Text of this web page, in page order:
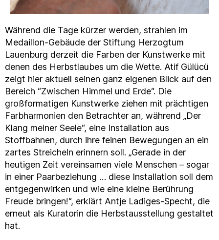
Während die Tage kürzer werden, strahlen im
Medaillon-Gebäude der Stiftung Herzogtum
Lauenburg derzeit die Farben der Kunstwerke mit
denen des Herbstlaubes um die Wette. Atif Gülücü
zeigt hier aktuell seinen ganz eigenen Blick auf den
Bereich “Zwischen Himmel und Erde“. Die
großformatigen Kunstwerke ziehen mit prächtigen
Farbharmonien den Betrachter an, während „Der
Klang meiner Seele“, eine Installation aus
Stoffbahnen, durch ihre feinen Bewegungen an ein
zartes Streicheln erinnern soll. „Gerade in der
heutigen Zeit vereinsamen viele Menschen – sogar
in einer Paarbeziehung … diese Installation soll dem
entgegenwirken und wie eine kleine Berührung
Freude bringen!“, erklärt Antje Ladiges-Specht, die
erneut als Kuratorin die Herbstausstellung gestaltet
hat.